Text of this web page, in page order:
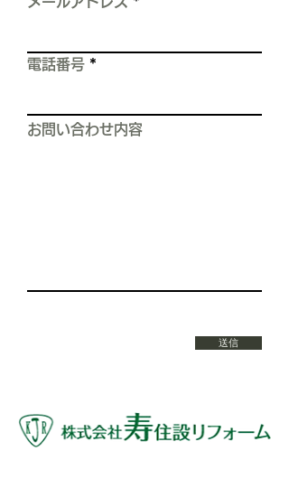
電話番号
お問い合わせ内容
送信